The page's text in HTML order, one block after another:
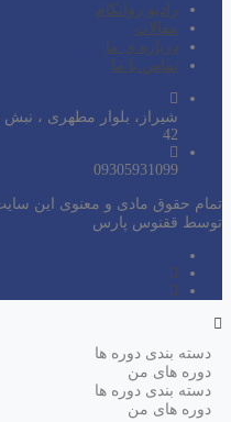
رادیو روانکام
مقالات
درباره ی ما
تماس با ما
42
09305931099
تمام حقوق مادی و معنوی این
توسط ققنوس پارس
دسته بندی دوره ها
دوره های من
دسته بندی دوره ها
دوره های من